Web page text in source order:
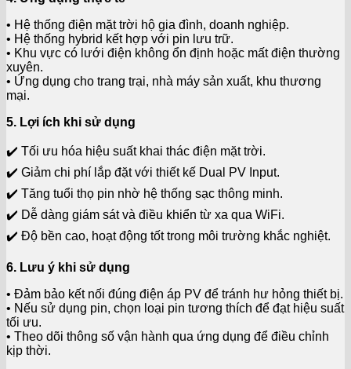
• Hệ thống điện mặt trời hộ gia đình, doanh nghiệp.
• Hệ thống hybrid kết hợp với pin lưu trữ.
• Khu vực có lưới điện không ổn định hoặc mất điện thường
xuyên.
• Ứng dụng cho trang trại, nhà máy sản xuất, khu thương
mại.
5. Lợi ích khi sử dụng
✔️ Tối ưu hóa hiệu suất khai thác điện mặt trời.
✔️ Giảm chi phí lắp đặt với thiết kế Dual PV Input.
✔️ Tăng tuổi thọ pin nhờ hệ thống sạc thông minh.
✔️ Dễ dàng giám sát và điều khiển từ xa qua WiFi.
✔️ Độ bền cao, hoạt động tốt trong môi trường khắc nghiệt.
6. Lưu ý khi sử dụng
• Đảm bảo kết nối đúng điện áp PV để tránh hư hỏng thiết bị.
• Nếu sử dụng pin, chọn loại pin tương thích để đạt hiệu suất
tối ưu.
• Theo dõi thông số vận hành qua ứng dụng để điều chỉnh
kịp thời.